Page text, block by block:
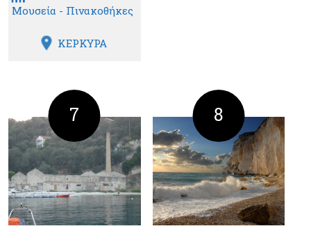
Μουσεία - Πινακοθήκες
ΚΕΡΚΥΡΑ
7 8